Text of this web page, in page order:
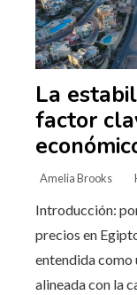
La
factor
Amelia Brooks
Introducción:
precios en
entendida como
alineada con la